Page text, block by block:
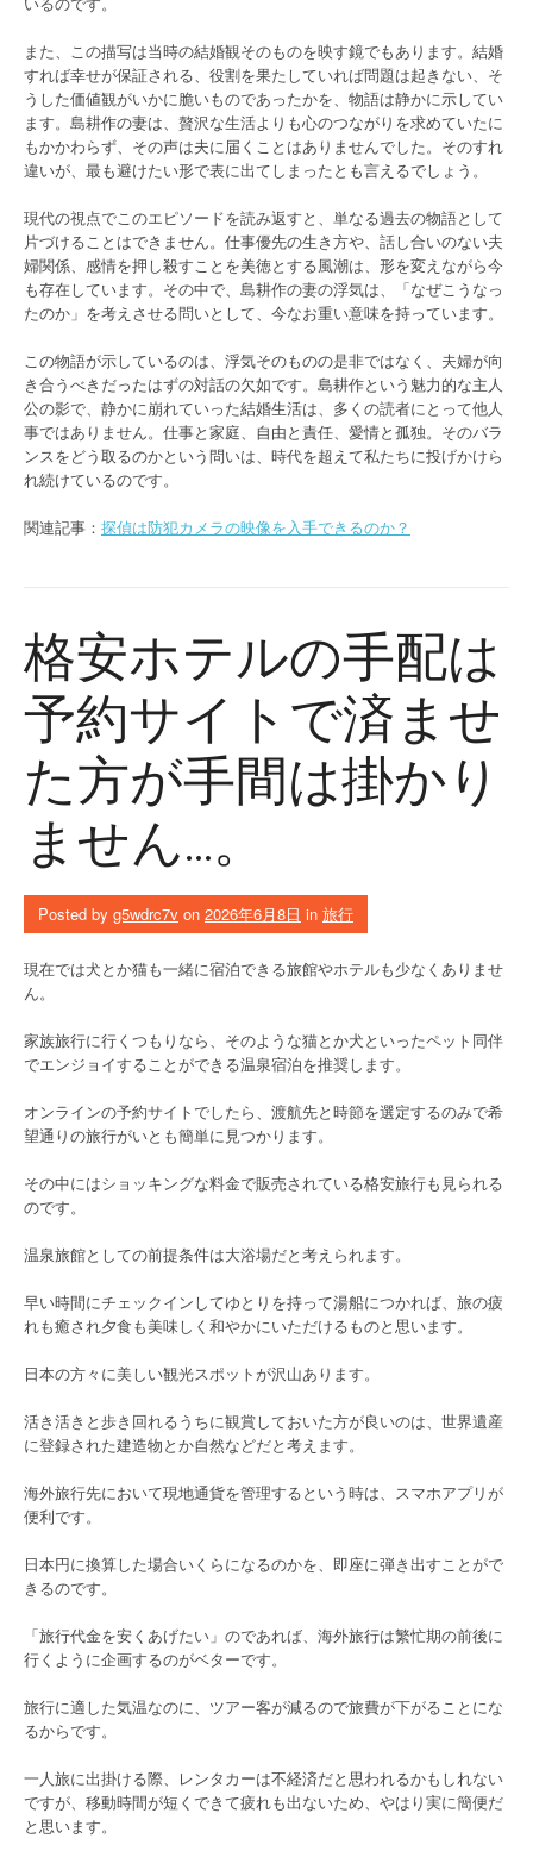
また、この描写は当時の結婚観そのものを映す鏡でもあります。結婚
すれば幸せが保証される、役割を果たしていれば問題は起きない、そ
うした価値観がいかに脆いものであったかを、物語は静かに示してい
ます。島耕作の妻は、贅沢な生活よりも心のつながりを求めていたに
もかかわらず、その声は夫に届くことはありませんでした。そのすれ
違いが、最も避けたい形で表に出てしまったとも言えるでしょう。
現代の視点でこのエピソードを読み返すと、単なる過去の物語として
片づけることはできません。仕事優先の生き方や、話し合いのない夫
婦関係、感情を押し殺すことを美徳とする風潮は、形を変えながら今
も存在しています。その中で、島耕作の妻の浮気は、「なぜこうなっ
たのか」を考えさせる問いとして、今なお重い意味を持っています。
この物語が示しているのは、浮気そのものの是非ではなく、夫婦が向
き合うべきだったはずの対話の欠如です。島耕作という魅力的な主人
公の影で、静かに崩れていった結婚生活は、多くの読者にとって他人
事ではありません。仕事と家庭、自由と責任、愛情と孤独。そのバラ
ンスをどう取るのかという問いは、時代を超えて私たちに投げかけら
れ続けているのです。
関連記事： 探偵は防犯カメラの映像を入手できるのか？
格安ホテルの手配は
予約サイトで済ませ
た方が手間は掛かり
ません…。
Posted by g5wdrc7v on 2026年6月8日 in 旅行
現在では犬とか猫も一緒に宿泊できる旅館やホテルも少なくありませ
ん。
家族旅行に行くつもりなら、そのような猫とか犬といったペット同伴
でエンジョイすることができる温泉宿泊を推奨します。
オンラインの予約サイトでしたら、渡航先と時節を選定するのみで希
望通りの旅行がいとも簡単に見つかります。
その中にはショッキングな料金で販売されている格安旅行も見られる
のです。
温泉旅館としての前提条件は大浴場だと考えられます。
早い時間にチェックインしてゆとりを持って湯船につかれば、旅の疲
れも癒され夕食も美味しく和やかにいただけるものと思います。
日本の方々に美しい観光スポットが沢山あります。
活き活きと歩き回れるうちに観賞しておいた方が良いのは、世界遺産
に登録された建造物とか自然などだと考えます。
海外旅行先において現地通貨を管理するという時は、スマホアプリが
便利です。
日本円に換算した場合いくらになるのかを、即座に弾き出すことがで
きるのです。
「旅行代金を安くあげたい」のであれば、海外旅行は繁忙期の前後に
行くように企画するのがベターです。
旅行に適した気温なのに、ツアー客が減るので旅費が下がることにな
るからです。
一人旅に出掛ける際、レンタカーは不経済だと思われるかもしれない
ですが、移動時間が短くできて疲れも出ないため、やはり実に簡便だ
と思います。